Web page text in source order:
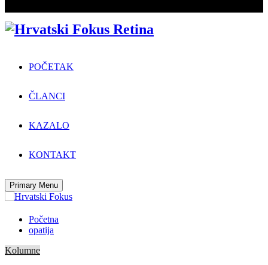
POČETAK
ČLANCI
KAZALO
KONTAKT
Primary Menu
Početna
opatija
Kolumne